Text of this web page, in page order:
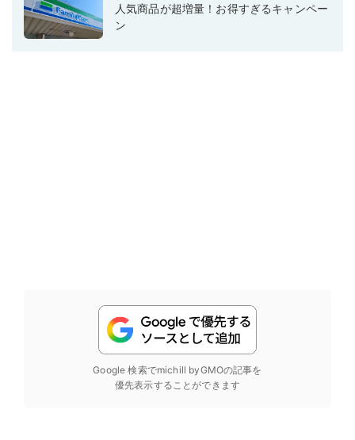
人気商品が超増量！お得すぎるキャンペー
ン
Google 検索でmichill byGMOの記事を
優先表示することができます